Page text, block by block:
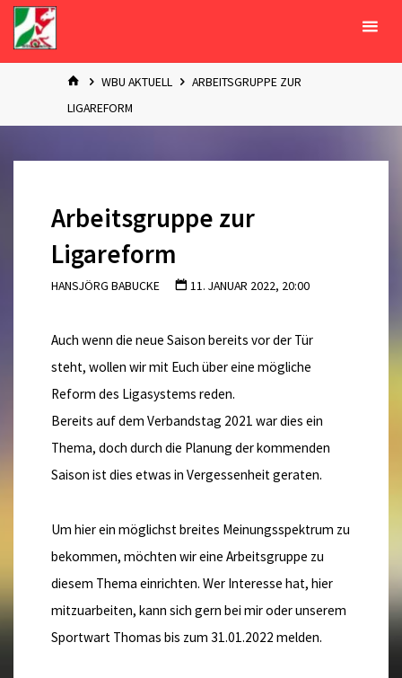
Zum
Inhalt
springen
STARTWBU AKTUELL
ARBEITSGRUPPE ZUR
LIGAREFORM
Arbeitsgruppe zur
Ligareform
HANSJÖRG BABUCKE 11. JANUAR 2022, 20:00
Auch wenn die neue Saison bereits vor der Tür
steht, wollen wir mit Euch über eine mögliche
Reform des Ligasystems reden.
Bereits auf dem Verbandstag 2021 war dies ein
Thema, doch durch die Planung der kommenden
Saison ist dies etwas in Vergessenheit geraten.
Um hier ein möglichst breites Meinungsspektrum zu
bekommen, möchten wir eine Arbeitsgruppe zu
diesem Thema einrichten. Wer Interesse hat, hier
mitzuarbeiten, kann sich gern bei mir oder unserem
Sportwart Thomas bis zum 31.01.2022 melden.